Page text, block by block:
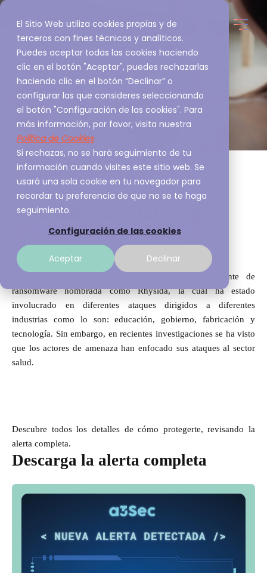
El Sitio Web utiliza cookies propias y de
terceros con fines técnicos y analíticos.
Puedes aceptar todas las cookies haciendo
clic en el botón "Aceptar", puedes rechazarlas
haciendo clic en el botón “Declinar” o
configurar las que consideres seleccionando
el botón "Configuración de las cookies". Para
más información, por favor, visita nuestra
Política de Cookies
Si rechazas, no se hará seguimiento de tu
información cuando visites este sitio web. Se
usará una sola cookie en tu navegador para
recordar tu preferencia de que no se te haga
seguimiento.
Configuración de las cookies
Aceptar Declinar
Ransomware Rhysida
Aug 21, 2023, 10:30:28 AM
Se ha identificado actividad reciente de una variante de
ransomware nombrada como Rhysida, la cual ha estado
involucrado en diferentes ataques dirigidos a diferentes
industrias como lo son: educación, gobierno, fabricación y
tecnología. Sin embargo, en recientes investigaciones se ha visto
que los actores de amenaza han enfocado sus ataques al sector
salud.
Descubre todos los detalles de cómo protegerte, revisando la
alerta completa.
Descarga la alerta completa